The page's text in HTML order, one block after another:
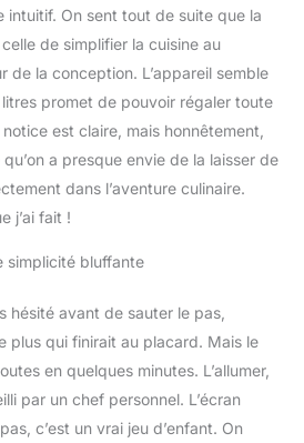
résultats parfaits à
chaque fois ; le
multicuiseur haute
pression adapte pour
vous la cuisson en
fonction des ingrédients,
des quantités et du
nombre de convives
GAIN DE TEMPS ET
D'ÉNERGIE : mode de
pour cuire vos plats
économiser jusqu'à 80%
d'énergie (par rapport à
un mode de cuisson
classique) REPARABLE 15
ANS AU JUSTE PRIX :
Engagement de
intuitif. On sent tout de suite que la
de simplifier la cuisine au
la conception. L’appareil semble
promet de pouvoir régaler toute
est claire, mais honnêtement,
a presque envie de la laisser de
dans l’aventure culinaire.
j’ai fait !
simplicité bluffante
hésité avant de sauter le pas,
plus qui finirait au placard. Mais le
en quelques minutes. L’allumer,
par un chef personnel. L’écran
c’est un vrai jeu d’enfant. On